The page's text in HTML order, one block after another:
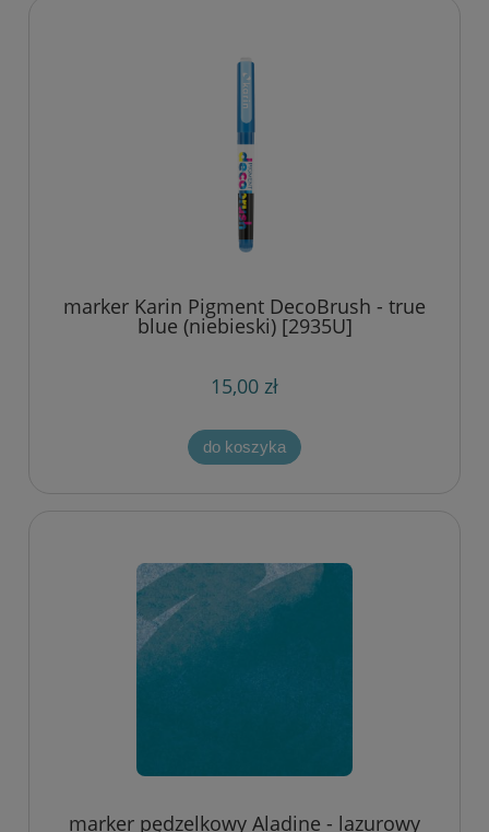
marker Karin Pigment DecoBrush - true
blue (niebieski) [2935U]
15,00 zł
do koszyka
marker pędzelkowy Aladine - lazurowy